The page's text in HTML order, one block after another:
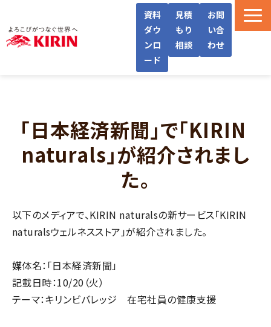
資料
ダウ
ンロ
ード
見積
もり
相談
お問
い合
わせ
導入フロー/料金
導入事例/インタビュー
よくあるご質問
「日本経済新聞」で「KIRIN
naturals」が紹介されまし
た。
以下のメディアで、KIRIN naturalsの新サービス「KIRIN
naturalsウェルネスストア」が紹介されました。
媒体名：「日本経済新聞」
記載日時：10/20（火）
テーマ：キリンビバレッジ 在宅社員の健康支援